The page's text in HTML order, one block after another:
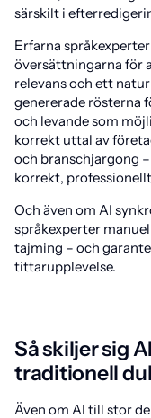
särskilt i
Erfarna
översättningarna för
relevans och ett
genererade rösterna
och levande som
korrekt uttal av
och branschjargong
korrekt,
Och även om AI
språkexperter
tajming – och
tittarupplevelse.
Så skiljer sig
traditionell
Även om AI till stor